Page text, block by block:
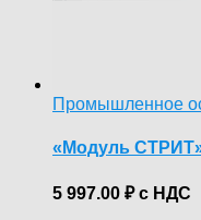
Промышленное
«Модуль
5 997.00 ₽с НДС